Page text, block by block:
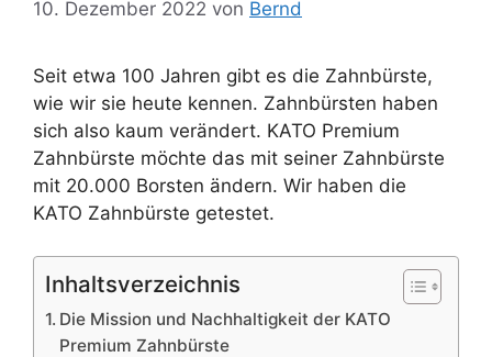
10. Dezember 2022 von Bernd
Seit etwa 100 Jahren gibt es die Zahnbürste,
wie wir sie heute kennen. Zahnbürsten haben
sich also kaum verändert. KATO Premium
Zahnbürste möchte das mit seiner Zahnbürste
mit 20.000 Borsten ändern. Wir haben die
KATO Zahnbürste getestet.
Inhaltsverzeichnis
Die Mission und Nachhaltigkeit der KATO
Premium Zahnbürste